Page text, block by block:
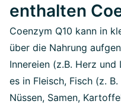
enthalten
Coenzym Q10 kann in
über die Nahrung
Innereien (z.B. Herz
es in Fleisch, Fisch (z.
Nüssen, Samen,